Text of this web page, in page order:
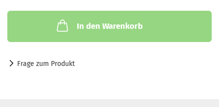
In den Warenkorb
Frage zum Produkt